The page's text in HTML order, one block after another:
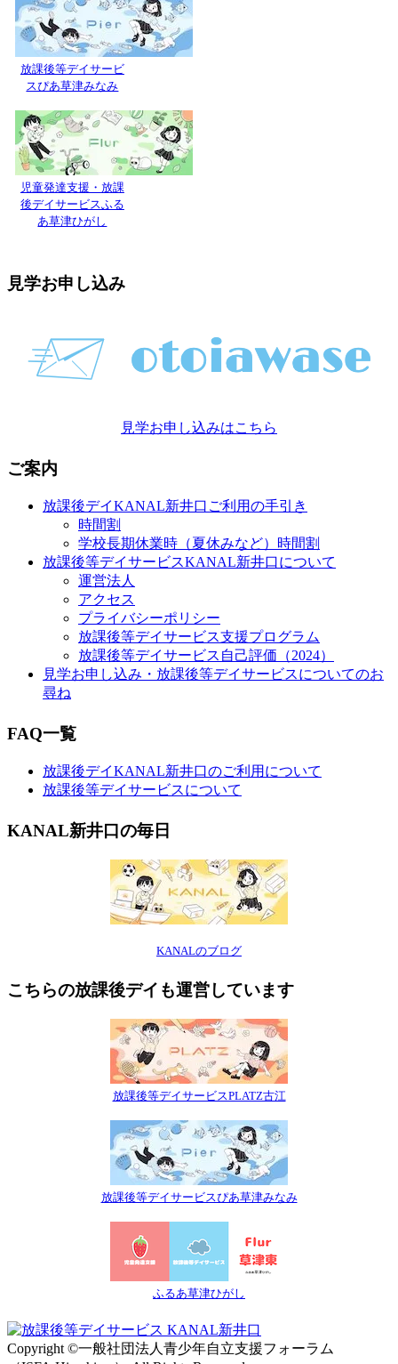
放課後等デイサービ
スぴあ草津みなみ
児童発達支援・放課
後デイサービスふる
あ草津ひがし
見学お申し込み
見学お申し込みはこちら
ご案内
放課後デイKANAL新井口ご利用の手引き
時間割
学校長期休業時（夏休みなど）時間割
放課後等デイサービスKANAL新井口について
運営法人
アクセス
プライバシーポリシー
放課後等デイサービス支援プログラム
放課後等デイサービス自己評価（2024）
見学お申し込み・放課後等デイサービスについてのお
尋ね
FAQ一覧
放課後デイKANAL新井口のご利用について
放課後等デイサービスについて
KANAL新井口の毎日
KANALのブログ
こちらの放課後デイも運営しています
放課後等デイサービスPLATZ古江
放課後等デイサービスぴあ草津みなみ
ふるあ草津ひがし
Copyright ©一般社団法人青少年自立支援フォーラム